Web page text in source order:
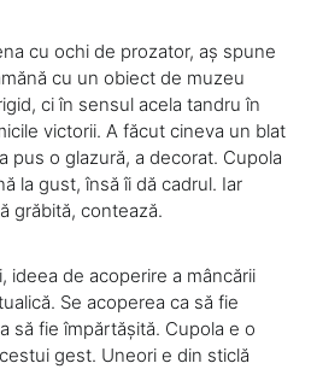
cu ochi de prozator, aș spune
cu un obiect de muzeu
ci în sensul acela tandru în
victorii. A făcut cineva un blat
pus o glazură, a decorat. Cupola
la gust, însă îi dă cadrul. Iar
grăbită, contează.
ideea de acoperire a mâncării
Se acoperea ca să fie
să fie împărtășită. Cupola e o
gest. Uneori e din sticlă